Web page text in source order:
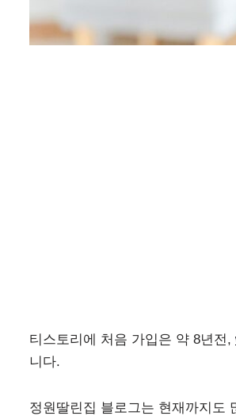
티스토리에 처음 가입은 약 8년전,
니다.
정원딸린집 블로그는 현재까지도